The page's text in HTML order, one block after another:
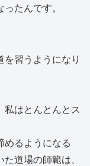
たんです。
習うようになり
私はとんとんとス
めるようになる
道場の師範は、